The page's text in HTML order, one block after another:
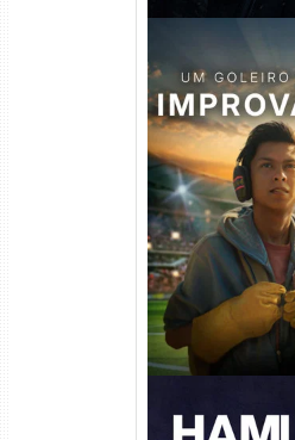
Um Goleiro
Torrent (2026)
Dual